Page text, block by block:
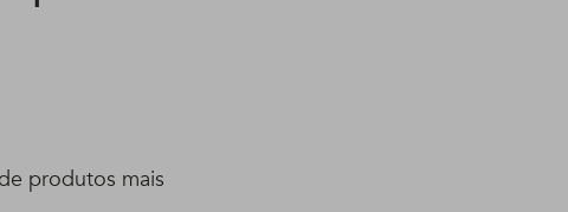
produtos mais